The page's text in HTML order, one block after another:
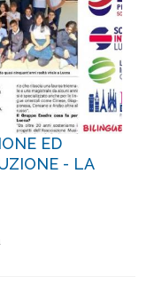
ED
- LA